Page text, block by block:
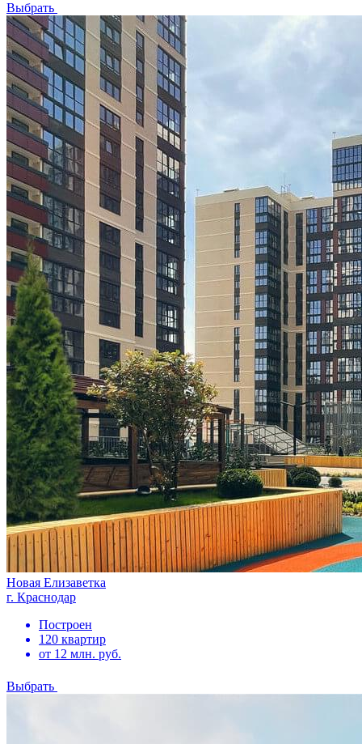
Выбрать
Новая Елизаветка
г. Краснодар
Построен
120 квартир
от 12 млн. руб.
Выбрать